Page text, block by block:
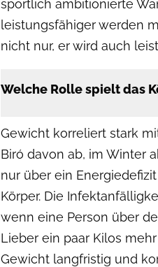
sportlich ambitionierte
leistungsfähiger werden
nicht nur, er wird auch
Welche Rolle spielt das
Gewicht korreliert stark
Biró davon ab, im Winter
nur über ein
Körper. Die
wenn eine Person über
Lieber ein paar Kilos
Gewicht langfristig und